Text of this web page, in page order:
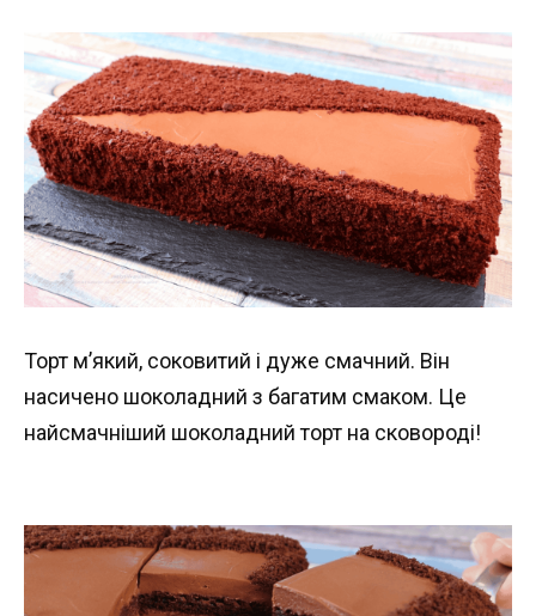
Торт м’який, соковитий і дуже смачний. Він
насичено шоколадний з багатим смаком. Це
найсмачніший шоколадний торт на сковороді!